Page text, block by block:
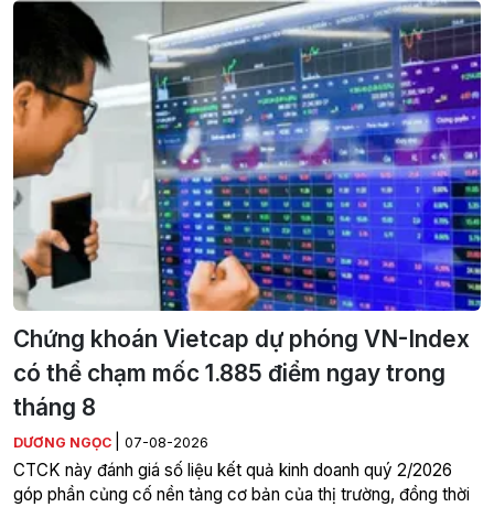
Chứng khoán Vietcap dự phóng VN-Index
có thể chạm mốc 1.885 điểm ngay trong
tháng 8
DƯƠNG NGỌC 07-08-2026
CTCK này đánh giá số liệu kết quả kinh doanh quý 2/2026
góp phần củng cố nền tảng cơ bản của thị trường, đồng thời